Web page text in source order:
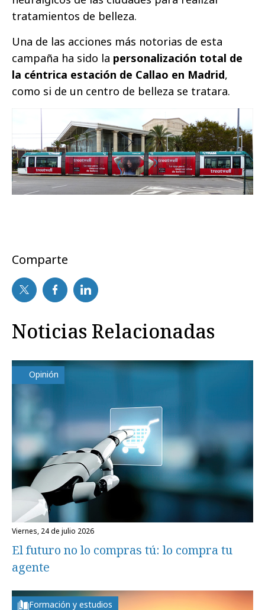
tratamientos de belleza.
Una de las acciones más notorias de esta
campaña ha sido la personalización total de
la céntrica estación de Callao en Madrid,
como si de un centro de belleza se tratara.
Comparte
Noticias Relacionadas
Opinión
viernes, 24 de julio 2026
El futuro no lo compras tú: lo compra tu
agente
Formación y estudios